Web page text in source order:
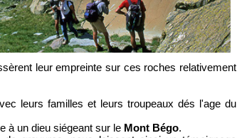
leur empreinte sur ces roches relativement
leurs familles et leurs troupeaux dés l'age du
à un dieu siégeant sur le Mont Bégo.